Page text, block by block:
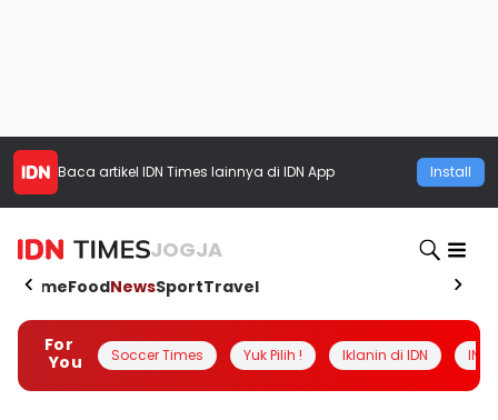
Baca artikel IDN Times lainnya di IDN App Install
JOGJA
HomeFoodNewsSportTravel
For
You
Soccer Times Yuk Pilih ! Iklanin di IDN